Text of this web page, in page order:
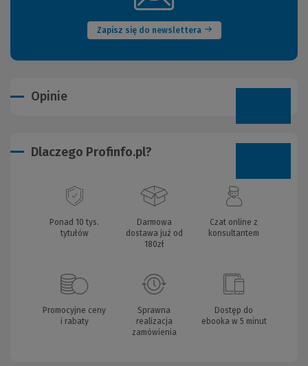
Zapisz się do newslettera
okno)
Opinie
Dlaczego Profinfo.pl?
Ponad 10 tys.
tytułów
Darmowa
dostawa już od
180zł
Czat online z
konsultantem
Promocyjne ceny
i rabaty
Sprawna
realizacja
zamówienia
Dostęp do
ebooka w 5 minut